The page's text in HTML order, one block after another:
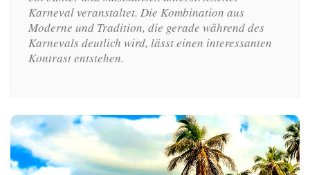
Karneval veranstaltet. Die Kombination aus
Moderne und Tradition, die gerade während des
Karnevals deutlich wird, lässt einen interessanten
Kontrast entstehen.